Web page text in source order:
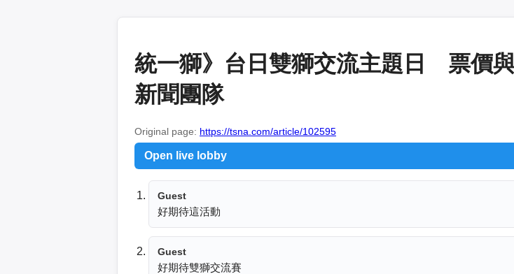
統一獅》台日雙獅交流主題日 票價
新聞團隊
Original page: https://tsna.com/article/102595
Open live lobby
Guest
好期待這活動
Guest
好期待雙獅交流賽